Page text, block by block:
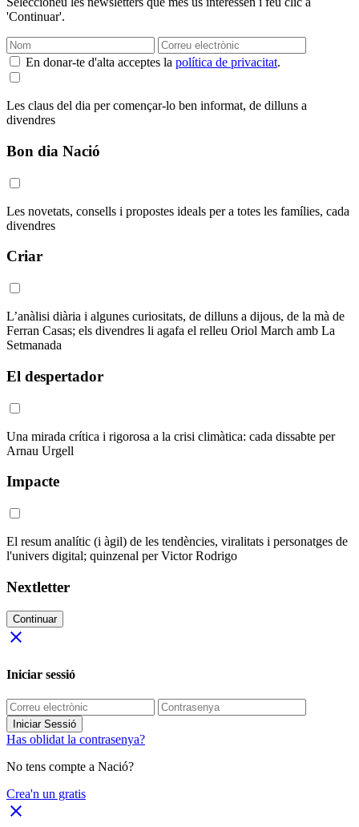
'Continuar'.
En donar-te d'alta acceptes la política de privacitat.
Les claus del dia per començar-lo ben informat, de dilluns a
divendres
Bon dia Nació
Les novetats, consells i propostes ideals per a totes les famílies, cada
divendres
Criar
L’anàlisi diària i algunes curiositats, de dilluns a dijous, de la mà de
Ferran Casas; els divendres li agafa el relleu Oriol March amb La
Setmanada
El despertador
Una mirada crítica i rigorosa a la crisi climàtica: cada dissabte per
Arnau Urgell
Impacte
El resum analític (i àgil) de les tendències, viralitats i personatges de
l'univers digital; quinzenal per Victor Rodrigo
Nextletter
Continuar
close
Iniciar sessió
Iniciar Sessió
Has oblidat la contrasenya?
No tens compte a Nació?
Crea'n un gratis
close